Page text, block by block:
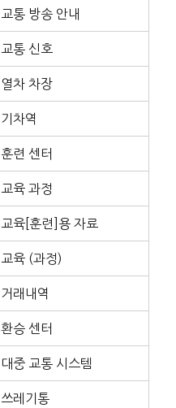
교통 방송 안내
교통 신호
열차 차장
기차역
훈련 센터
교육 과정
교육[훈련]용 자료
교육 (과정)
거래내역
환승 센터
대중 교통 시스템
쓰레기통